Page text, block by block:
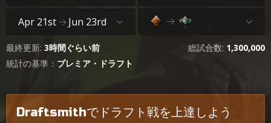
Apr 21st Jun 23rd
最終更新: 3時間ぐらい前 総試合数: 1,300,000
統計の基準： プレミア・ドラフト
Draftsmithでドラフト戦を上達しよう